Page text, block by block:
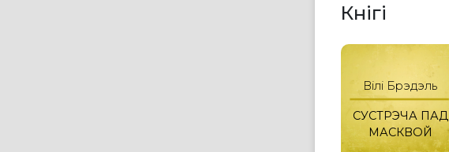
Кнігі
Вілі Брэдэль
СУСТРЭЧА ПАД
МАСКВОЙ